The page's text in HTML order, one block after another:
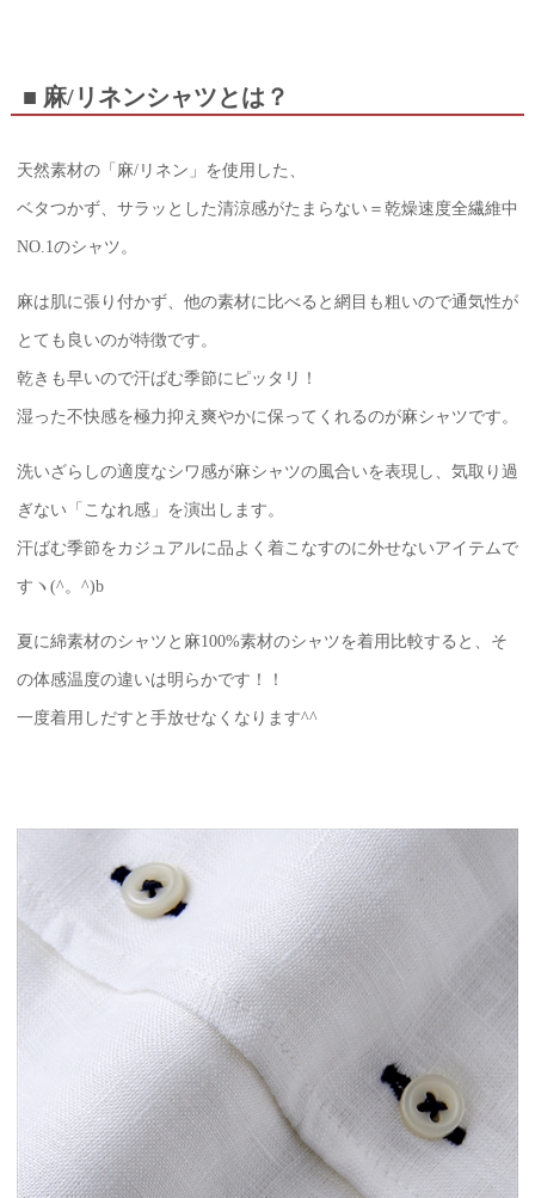
■ 麻/リネンシャツとは？
天然素材の「麻/リネン」を使用した、
ベタつかず、サラッとした清涼感がたまらない＝乾燥速度全繊維中
NO.1のシャツ。
麻は肌に張り付かず、他の素材に比べると網目も粗いので通気性が
とても良いのが特徴です。
乾きも早いので汗ばむ季節にピッタリ！
湿った不快感を極力抑え爽やかに保ってくれるのが麻シャツです。
洗いざらしの適度なシワ感が麻シャツの風合いを表現し、気取り過
ぎない「こなれ感」を演出します。
汗ばむ季節をカジュアルに品よく着こなすのに外せないアイテムで
すヽ(^。^)b
夏に綿素材のシャツと麻100%素材のシャツを着用比較すると、そ
の体感温度の違いは明らかです！！
一度着用しだすと手放せなくなります^^